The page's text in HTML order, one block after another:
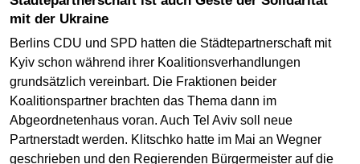
mit der Ukraine
Berlins CDU und SPD hatten die Städtepartnerschaft mit
Kyiv schon während ihrer Koalitionsverhandlungen
grundsätzlich vereinbart. Die Fraktionen beider
Koalitionspartner brachten das Thema dann im
Abgeordnetenhaus voran. Auch Tel Aviv soll neue
Partnerstadt werden. Klitschko hatte im Mai an Wegner
geschrieben und den Regierenden Bürgermeister auf die